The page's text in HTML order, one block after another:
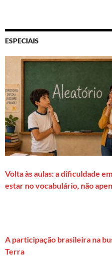
ESPECIAIS
Volta às aulas: a dificuldade
estar no vocabulário, não
A participação brasileira na
Terra